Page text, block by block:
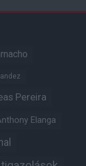
Pereira
Elanga